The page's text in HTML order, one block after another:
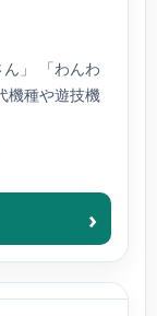
」 「わんわ
機種や遊技機